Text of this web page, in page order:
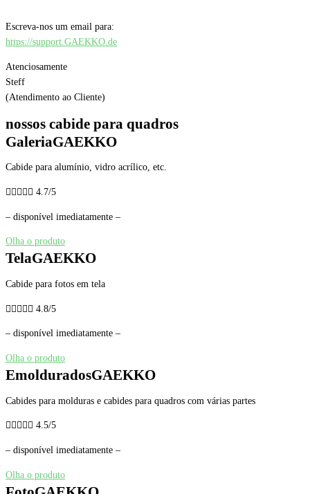
Escreva-nos um email para:
https://support.GAEKKO.de
Atenciosamente
Steff
(Atendimento ao Cliente)
nossos cabide para quadros
GaleriaGAEKKO
Cabide para alumínio, vidro acrílico, etc.
     4.7/5
– disponível imediatamente –
Olha o produto
TelaGAEKKO
Cabide para fotos em tela
 4.8/5
– disponível imediatamente –
Olha o produto
EmolduradosGAEKKO
Cabides para molduras e cabides para quadros com várias partes
     4.5/5
– disponível imediatamente –
Olha o produto